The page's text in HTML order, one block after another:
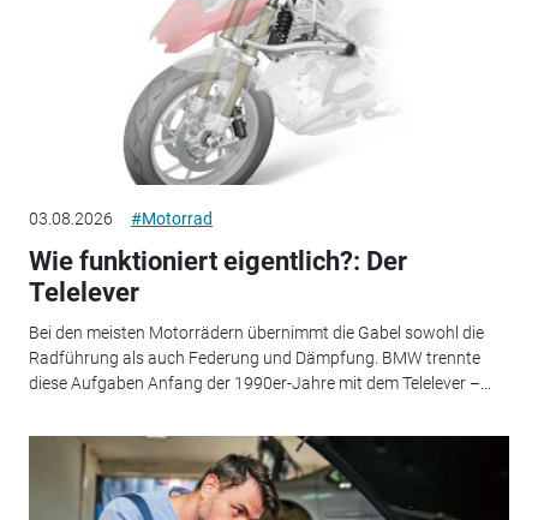
03.08.2026 #Motorrad
Wie funktioniert eigentlich?: Der
Telelever
Bei den meisten Motorrädern übernimmt die Gabel sowohl die
Radführung als auch Federung und Dämpfung. BMW trennte
diese Aufgaben Anfang der 1990er-Jahre mit dem Telelever –...